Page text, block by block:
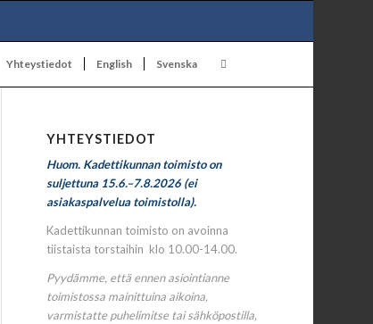
Yhteystiedot English Svenska
YHTEYSTIEDOT
Huom. Kadettikunnan toimisto on
suljettuna 15.6.–7.8.2026 (ei
asiakaspalvelua toimistolla).
Kadettikunnan toimisto on avoinna
tiistaista torstaihin klo 10.00-14.00.
Pyydämme, että ennen asiointianne
toimistossa mainittuina aikoina,
varmistatte puhelimitse tai sähköpostilla,